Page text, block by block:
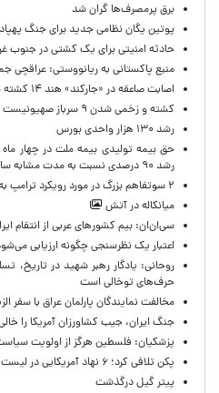
برق پرمصرف‌ها گران شد
پوتین یگان نظامی جدید برای جنگ
حادثه امنیتی برای یک کشتی در جنوب
منبع پاکستانی به ریانووستی: عراقچی
اصابت صاعقه در «جارکند» هند ۱۴ کشته برجای گذاشت
کشته و زخمی شدن ۹ سرباز صهیونیست در جنوب لبنان
رشد ۱۳۰ هزار واحدی بورس
رشد ۹۰ درصدی نسبت به مدت مشابه سال گذشته
۲ سوتفاهم بزرگ در مورد رویکرد ترامپ به ایران
میانکاله در آتش
سی‌ان‌ان: بیم کشورهای عربی از انتقام
اعتبار یک نظرسنجی چگونه ارزیابی
روحانی: یادگار رهبر شهید در تاریخ،
حرف‌های توخالی است
مخالفت نمایندگان پارلمان عراق با سفر
جنگ ایران، جیب کشاورزان آمریکا را
پزشکیان: فلسطین هرگز از اولویت
پکن تلافی کرد؛ ۶ نهاد آمریکایی در لیست تحریمهای چین
پیتر گیل درگذشت